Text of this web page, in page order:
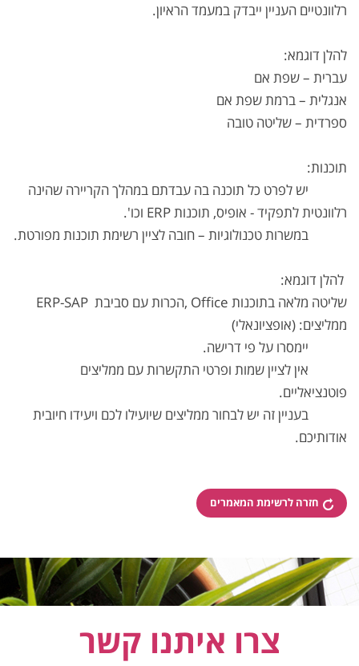
רלוונטיים העניין ייבדק במעמד הראיון.
להלן דוגמא:
עברית – שפת אם
אנגלית – ברמת שפת אם
ספרדית – שליטה טובה
תוכנות:
יש לפרט כל תוכנה בה עבדתם במהלך הקריירה שהינה
רלוונטית לתפקיד - אופיס, תוכנות ERP וכו'.
במשרות טכנולוגיות – חובה לציין רשימת תוכנות מפורטת.
להלן דוגמא:
שליטה מלאה בתוכנות Office ,הכרות עם סביבת ERP-SAP
ממליצים: (אופציונאלי)
יימסרו על פי דרישה.
אין לציין שמות ופרטי התקשרות עם ממליצים
פוטנציאליים.
בעניין זה יש לבחור ממליצים שיועילו לכם ויעידו חיובית
אודותיכם.
חזרה לרשימת המאמרים
צרו איתנו קשר